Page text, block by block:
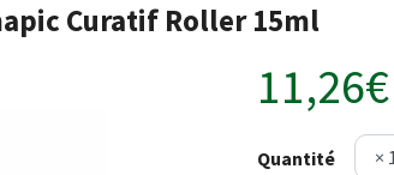
Curatif Roller 15ml
11,26€
Quantité